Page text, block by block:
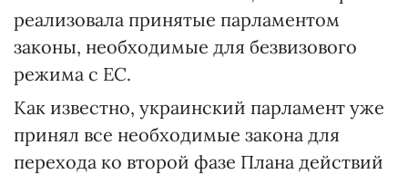
реализовала принятые парламентом
законы, необходимые для безвизового
режима с ЕС.
Как известно, украинский парламент уже
принял все необходимые закона для
перехода ко второй фазе Плана действий